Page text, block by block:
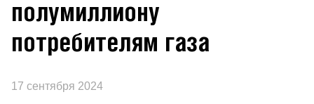
полумиллиону
потребителям газа
17 сентября 2024